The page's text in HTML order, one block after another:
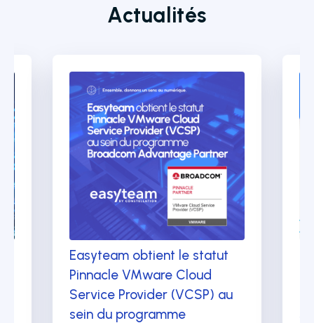
Actualités
Easyteam obtient le statut
Pinnacle VMware Cloud
Service Provider (VCSP) au
sein du programme